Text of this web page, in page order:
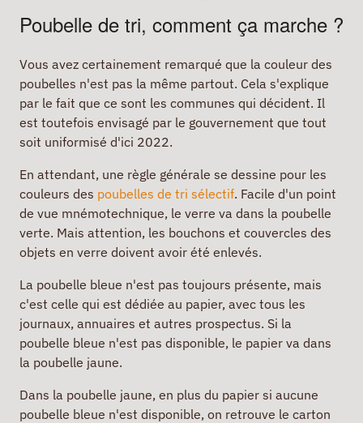
Poubelle de tri, comment ça marche ?
Vous avez certainement remarqué que la couleur des
poubelles n'est pas la même partout. Cela s'explique
par le fait que ce sont les communes qui décident. Il
est toutefois envisagé par le gouvernement que tout
soit uniformisé d'ici 2022.
En attendant, une règle générale se dessine pour les
couleurs des poubelles de tri sélectif. Facile d'un point
de vue mnémotechnique, le verre va dans la poubelle
verte. Mais attention, les bouchons et couvercles des
objets en verre doivent avoir été enlevés.
La poubelle bleue n'est pas toujours présente, mais
c'est celle qui est dédiée au papier, avec tous les
journaux, annuaires et autres prospectus. Si la
poubelle bleue n'est pas disponible, le papier va dans
la poubelle jaune.
Dans la poubelle jaune, en plus du papier si aucune
poubelle bleue n'est disponible, on retrouve le carton